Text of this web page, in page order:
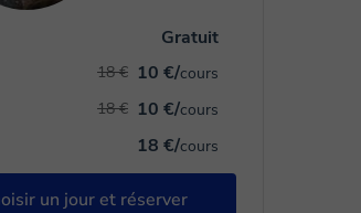
Gratuit
10 €/cours
18 €
10 €/cours
18 €
18 €/cours
un jour et réserver